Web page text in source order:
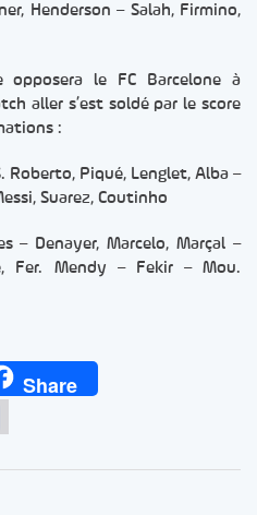
Henderson – Salah, Firmino,
opposera le FC Barcelone à
aller s’est soldé par le score
:
Roberto, Piqué, Lenglet, Alba –
Suarez, Coutinho
– Denayer, Marcelo, Marçal –
Fer. Mendy – Fekir – Mou.
Share
Partager